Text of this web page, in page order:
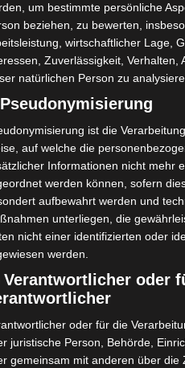
um bestimmte persönliche
beziehen, zu bewerten,
wirtschaftlicher Lage,
Zuverlässigkeit, Verhalten,
natürlichen Person zu
ist die
auf welche die
Informationen nicht mehr
werden können, sofern
aufbewahrt werden und
unterliegen, die
nicht einer identifizierten oder
werden.
Verantwortlicher oder
oder für die
juristische Person, Behörde,
gemeinsam mit anderen über die